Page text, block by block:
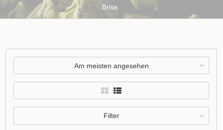
Brise
Am meisten angesehen
Filter